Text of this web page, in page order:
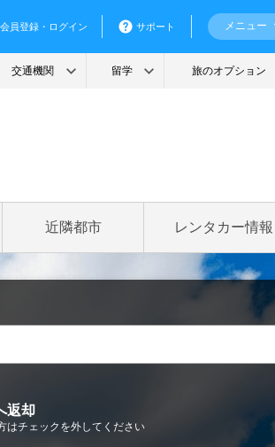
近隣都市 レンタカー情報
返却
はチェックを外してください